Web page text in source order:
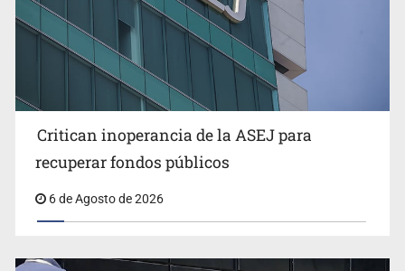
Que el IPEJAL encabece la lista de deudores en Jalisco
es un “foco rojo” de gran magnitud: Economista
Critican inoperancia de la ASEJ para
recuperar fondos públicos
6 de Agosto de 2026